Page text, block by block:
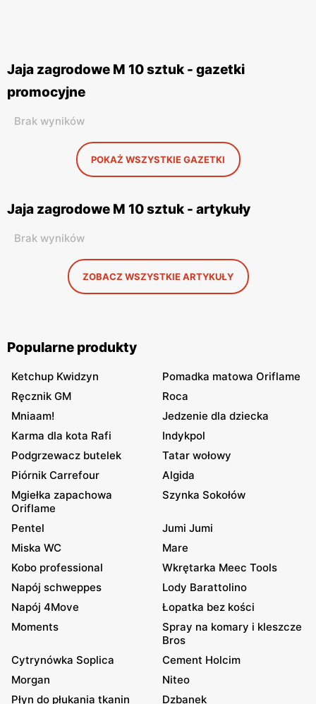
Jaja zagrodowe M 10 sztuk - gazetki
promocyjne
Brak wyników
POKAŻ WSZYSTKIE GAZETKI
Jaja zagrodowe M 10 sztuk - artykuły
Brak wyników
ZOBACZ WSZYSTKIE ARTYKUŁY
Popularne produkty
Ketchup Kwidzyn
Pomadka matowa Oriflame
Ręcznik GM
Roca
Mniaam!
Jedzenie dla dziecka
Karma dla kota Rafi
Indykpol
Podgrzewacz butelek
Tatar wołowy
Piórnik Carrefour
Algida
Mgiełka zapachowa
Oriflame
Szynka Sokołów
Pentel
Jumi Jumi
Miska WC
Mare
Kobo professional
Wkrętarka Meec Tools
Napój schweppes
Lody Barattolino
Napój 4Move
Łopatka bez kości
Moments
Spray na komary i kleszcze
Bros
Cytrynówka Soplica
Cement Holcim
Morgan
Niteo
Płyn do płukania tkanin
Dzbanek